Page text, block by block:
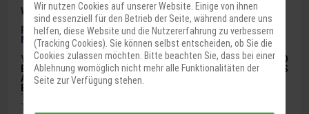
WT | WEARABLE TECHNOLOGIES CONFERENCE 2024 USA
FROM 3RD TO 4TH SEPTEMBER IN COMPUTER HISTORY
MUSEUM, MOUNTAIN VIEW, USA.
YO U CAN LEARN ABOUT THE TOPICS OF THIS MUST-ATTEND
EVENT FOR DIGITAL HEALTH AND METAVERSE ENTHUSIASTS
AS WELL AS THE ENTIRE WEARABLE
ECOSYSTEM
AT THEWEBSITE:
TECHNOLOGIES CONFERENCE 2024 USA (WEARABLE-
TECHNOLOGIES.COM)
Wir nutzen Cookies auf unserer Website. Einige von ihnen
sind essenziell für den Betrieb der Seite, während andere uns
helfen, diese Website und die Nutzererfahrung zu verbessern
(Tracking Cookies). Sie können selbst entscheiden, ob Sie die
Cookies zulassen möchten. Bitte beachten Sie, dass bei einer
Ablehnung womöglich nicht mehr alle Funktionalitäten der
Seite zur Verfügung stehen.